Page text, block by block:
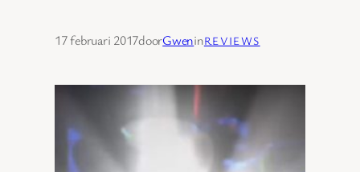
17 februari 2017doorGweninREVIEWS